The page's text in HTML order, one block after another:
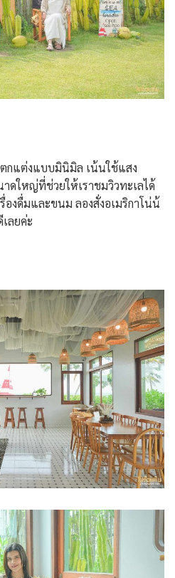
กแต่งแบบมินิมิล เน้นใช้แสง
ดใหญ่ที่ช่วยให้เราชมวิวทะเลได้
องดื่มและขนม ลองสั่งอเมริกาโน่น้
ลยค่ะ